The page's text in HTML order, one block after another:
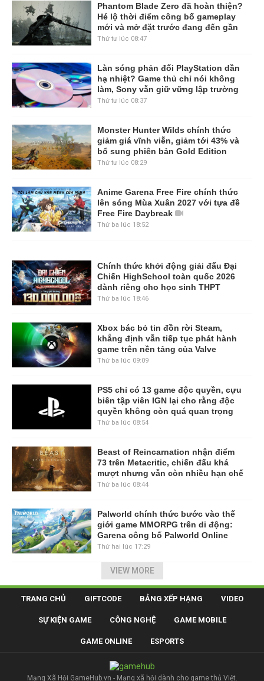
Phantom Blade Zero đã hoàn thiện?
Hé lộ thời điểm công bố gameplay
mới và mở đặt trước đang đến gần
Thứ tư lúc 08:47
Làn sóng phản đối PlayStation dần
hạ nhiệt? Game thủ chỉ nói không
làm, Sony vẫn giữ vững lập trường
Thứ tư lúc 08:37
Monster Hunter Wilds chính thức
giảm giá vĩnh viễn, giảm tới 43% và
bổ sung phiên bản Gold Edition
Thứ tư lúc 08:29
Anime Garena Free Fire chính thức
lên sóng Mùa Xuân 2027 với tựa đề
Free Fire Daybreak
Thứ ba lúc 18:52
Chính thức khởi động giải đấu Đại
Chiến HighSchool toàn quốc 2026
dành riêng cho học sinh THPT
Thứ ba lúc 18:46
Xbox bác bỏ tin đồn rời Steam,
khẳng định vẫn tiếp tục phát hành
game trên nền tảng của Valve
Thứ ba lúc 09:09
PS5 chỉ có 13 game độc quyền, cựu
biên tập viên IGN lại cho rằng độc
quyền không còn quá quan trọng
Thứ ba lúc 08:54
Beast of Reincarnation nhận điểm
73 trên Metacritic, chiến đấu khá
mượt nhưng vẫn còn nhiều hạn chế
Thứ ba lúc 08:44
Palworld chính thức bước vào thế
giới game MMORPG trên di động:
Garena công bố Palworld Online
Thứ hai lúc 17:29
VIEW MORE
TRANG CHỦ GIFTCODE BẢNG XẾP HẠNG VIDEO
SỰ KIỆN GAME CÔNG NGHỆ GAME MOBILE
GAME ONLINE ESPORTS
Mạng Xã Hội GameHub.vn - Mạng xã hội dành cho game thủ Việt.